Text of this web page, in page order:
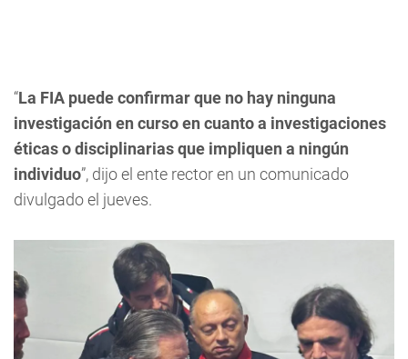
“La FIA puede confirmar que no hay ninguna
investigación en curso en cuanto a investigaciones
éticas o disciplinarias que impliquen a ningún
individuo”, dijo el ente rector en un comunicado
divulgado el jueves.